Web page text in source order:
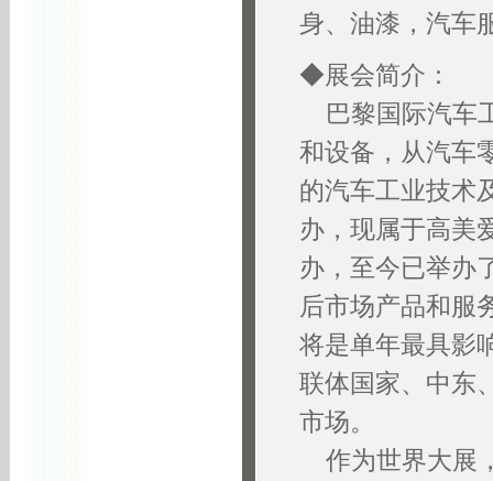
身、油漆，汽车
◆展会简介：
巴黎国际汽车
和设备，从汽车
的汽车工业技术
办，现属于高美
办，至今已举办
后市场产品和服
将是单年最具影
联体国家、中东
市场。
作为世界大展